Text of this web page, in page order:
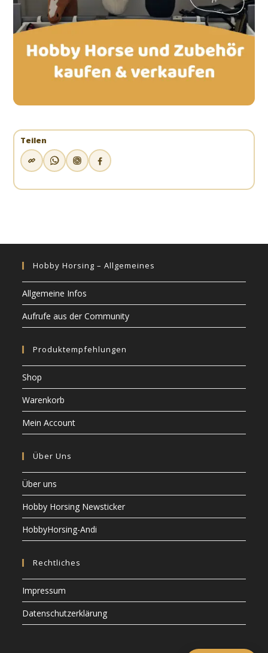
Teilen
Hobby Horsing – Allgemeines
Allgemeine Infos
Aufrufe aus der Community
Produktempfehlungen
Shop
Warenkorb
Mein Account
Über Uns
Über uns
Hobby Horsing Newsticker
HobbyHorsing-Andi
Rechtliches
Impressum
Datenschutzerklärung